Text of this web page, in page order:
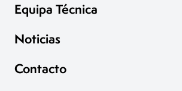
Equipa Técnica
Noticias
Contacto